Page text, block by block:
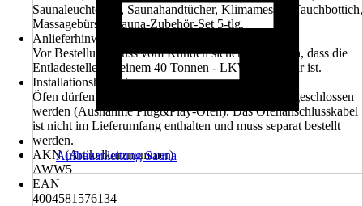
Saunaleuchtenset, Saunahandtücher, Klimamesser, Tauchbottich,
Massagebürste, Sauna-Zubehör-Set 5-tlg.
Anlieferhinweis
Vor Bestellung muss vom Kunden sichergestellt sein, dass die
Entladestelle mit einem 40 Tonnen - LKW erreichbar ist.
Installationshinweis
Öfen dürfen nur von autorisiertem Fachpersonal angeschlossen
werden (Ausnahme Plug&Play-Öfen). Das Ofenanschlusskabel
ist nicht im Lieferumfang enthalten und muss separat bestellt
werden.
AKN (Artikelkurznummer)
AWW5
EAN
4004581576134
Aufbauanleitung Sauna